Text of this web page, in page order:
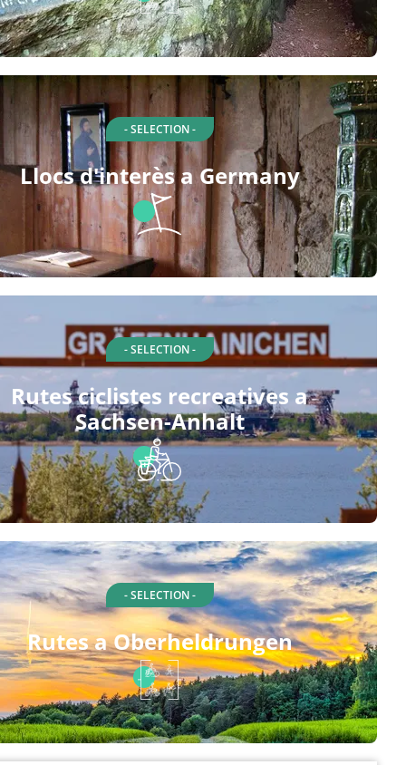
- SELECTION -
Llocs d'interès a Germany
- SELECTION -
Rutes ciclistes recreatives a
Sachsen-Anhalt
- SELECTION -
Rutes a Oberheldrungen